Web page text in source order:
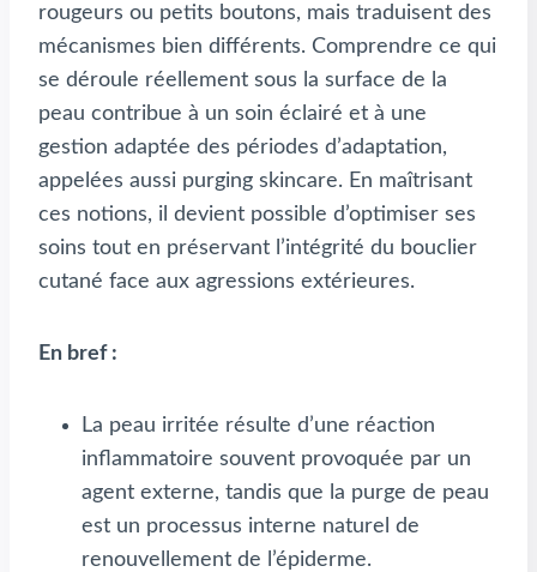
rougeurs ou petits boutons, mais traduisent des
mécanismes bien différents. Comprendre ce qui
se déroule réellement sous la surface de la
peau contribue à un soin éclairé et à une
gestion adaptée des périodes d’adaptation,
appelées aussi purging skincare. En maîtrisant
ces notions, il devient possible d’optimiser ses
soins tout en préservant l’intégrité du bouclier
cutané face aux agressions extérieures.
En bref :
La peau irritée résulte d’une réaction
inflammatoire souvent provoquée par un
agent externe, tandis que la purge de peau
est un processus interne naturel de
renouvellement de l’épiderme.